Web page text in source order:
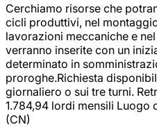
Cerchiamo risorse che
cicli produttivi, nel
lavorazioni meccaniche e
verranno inserite con un
determinato in
proroghe.Richiesta
giornaliero o sui tre turni.
1.784,94 lordi mensili Luogo
(CN)